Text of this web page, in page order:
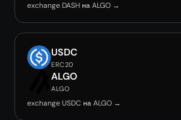
exchange DASH на ALGO →
USDC
ERC20
ALGO
ALGO
exchange USDC на ALGO →